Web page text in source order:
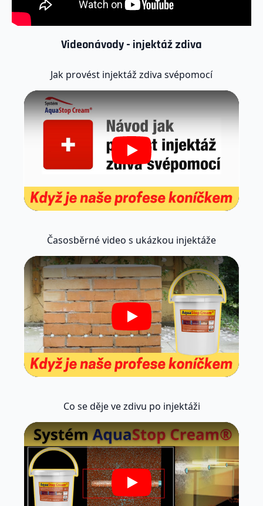
Videonávody - injektáž zdiva
Jak provést injektáž zdiva svépomocí
Play
Časosběrné video s ukázkou injektáže
Play
Co se děje ve zdivu po injektáži
Play